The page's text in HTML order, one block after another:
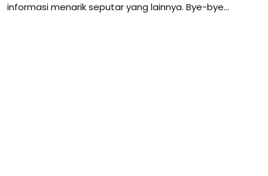
informasi menarik seputar yang lainnya. Bye-bye…